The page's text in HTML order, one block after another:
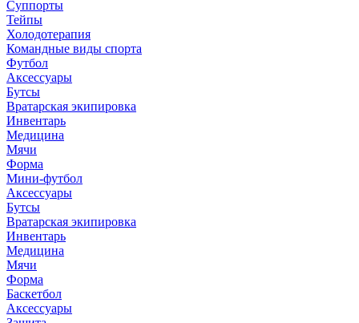
Суппорты
Тейпы
Холодотерапия
Командные виды спорта
Футбол
Аксессуары
Бутсы
Вратарская экипировка
Инвентарь
Медицина
Мячи
Форма
Мини-футбол
Аксессуары
Бутсы
Вратарская экипировка
Инвентарь
Медицина
Мячи
Форма
Баскетбол
Аксессуары